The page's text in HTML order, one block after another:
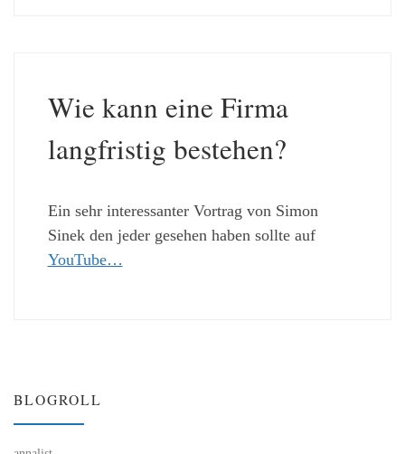
Wie kann eine Firma
langfristig bestehen?
Ein sehr interessanter Vortrag von Simon
Sinek den jeder gesehen haben sollte auf
YouTube…
BLOGROLL